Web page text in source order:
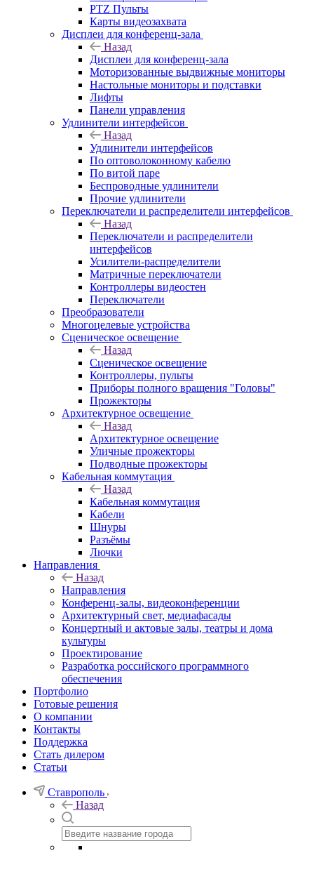
PTZ Пульты
Карты видеозахвата
Дисплеи для конференц-зала
Назад
Дисплеи для конференц-зала
Моторизованные выдвижные мониторы
Настольные мониторы и подставки
Лифты
Панели управления
Удлинители интерфейсов
Назад
Удлинители интерфейсов
По оптоволоконному кабелю
По витой паре
Беспроводные удлинители
Прочие удлинители
Переключатели и распределители интерфейсов
Назад
Переключатели и распределители
интерфейсов
Усилители-распределители
Матричные переключатели
Контроллеры видеостен
Переключатели
Преобразователи
Многоцелевые устройства
Сценическое освещение
Назад
Сценическое освещение
Контроллеры, пульты
Приборы полного вращения "Головы"
Прожекторы
Архитектурное освещение
Назад
Архитектурное освещение
Уличные прожекторы
Подводные прожекторы
Кабельная коммутация
Назад
Кабельная коммутация
Кабели
Шнуры
Разъёмы
Лючки
Направления
Назад
Направления
Конференц-залы, видеоконференции
Архитектурный свет, медиафасады
Концертный и актовые залы, театры и дома
культуры
Проектирование
Разработка российского программного
обеспечения
Портфолио
Готовые решения
О компании
Контакты
Поддержка
Стать дилером
Статьи
Ставрополь
Назад